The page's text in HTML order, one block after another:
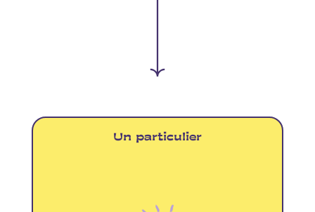
Un particulier